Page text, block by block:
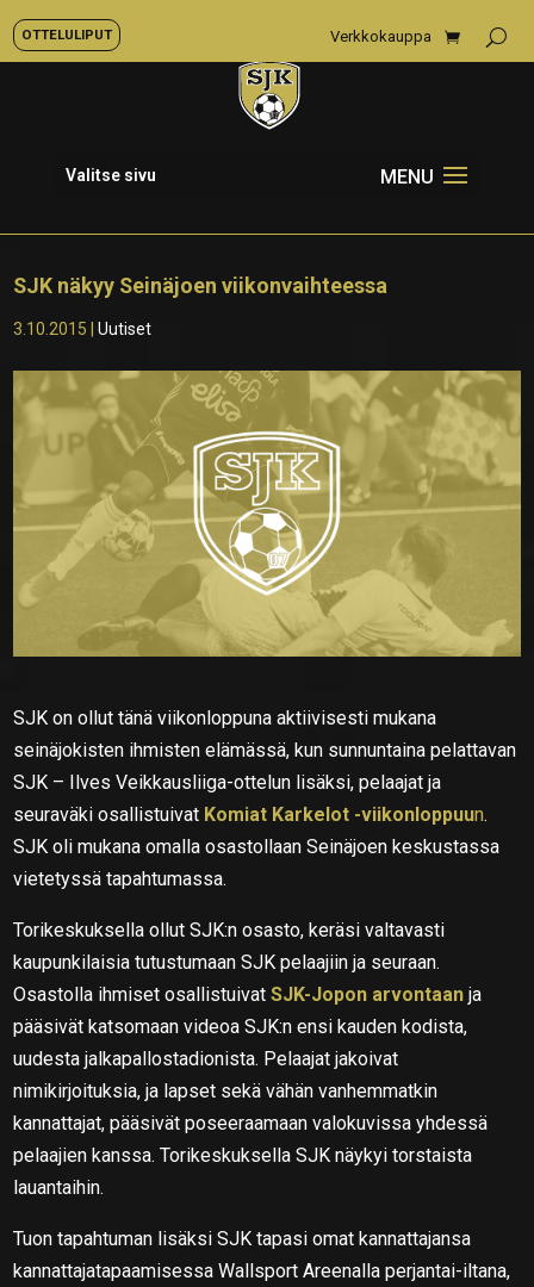
OTTELULIPUT Verkkokauppa
Valitse sivu
SJK näkyy Seinäjoen viikonvaihteessa
3.10.2015 |Uutiset
SJK on ollut tänä viikonloppuna aktiivisesti mukana
seinäjokisten ihmisten elämässä, kun sunnuntaina pelattavan
SJK – Ilves Veikkausliiga-ottelun lisäksi, pelaajat ja
seuraväki osallistuivat Komiat Karkelot -viikonloppuun.
SJK oli mukana omalla osastollaan Seinäjoen keskustassa
vietetyssä tapahtumassa.
Torikeskuksella ollut SJK:n osasto, keräsi valtavasti
kaupunkilaisia tutustumaan SJK pelaajiin ja seuraan.
Osastolla ihmiset osallistuivatSJK-Jopon arvontaan ja
pääsivät katsomaan videoa SJK:n ensi kauden kodista,
uudesta jalkapallostadionista. Pelaajat jakoivat
nimikirjoituksia, ja lapset sekä vähän vanhemmatkin
kannattajat, pääsivät poseeraamaan valokuvissa yhdessä
pelaajien kanssa. Torikeskuksella SJK näykyi torstaista
lauantaihin.
Tuon tapahtuman lisäksi SJK tapasi omat kannattajansa
kannattajatapaamisessa Wallsport Areenalla perjantai-iltana,